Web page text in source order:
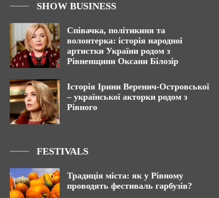
SHOW BUSINESS
Співачка, політикиня та
волонтерка: історія народної
артистки України родом з
Рівненщини Оксани Білозір
Історія Ірини Веренич-Островської
– української акторки родом з
Рівного
FESTIVALS
Традиція міста: як у Рівному
проводять фестиваль гарбузів?